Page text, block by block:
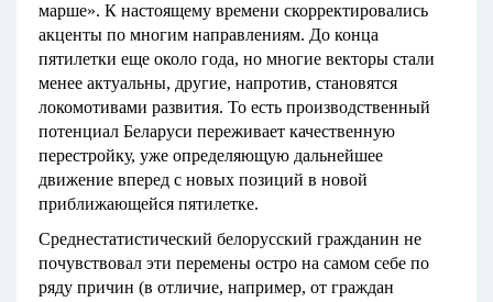
марше». К настоящему времени скорректировались
акценты по многим направлениям. До конца
пятилетки еще около года, но многие векторы стали
менее актуальны, другие, напротив, становятся
локомотивами развития. То есть производственный
потенциал Беларуси переживает качественную
перестройку, уже определяющую дальнейшее
движение вперед с новых позиций в новой
приближающейся пятилетке.
Среднестатистический белорусский гражданин не
почувствовал эти перемены остро на самом себе по
ряду причин (в отличие, например, от граждан